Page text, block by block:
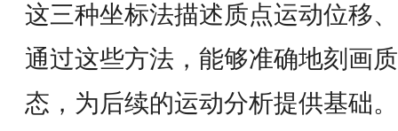
这三种坐标法描述质点运动位移
通过这些方法，能够准确地刻画
态，为后续的运动分析提供基础。